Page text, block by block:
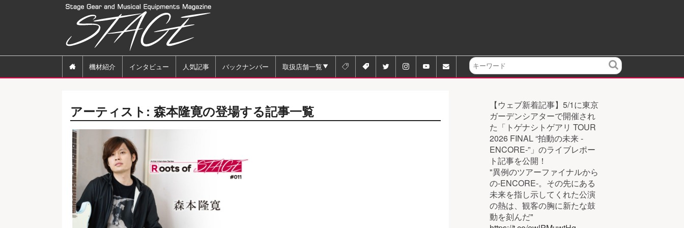
 機材紹介 インタビュー 人気記事 バックナンバー 取扱店舗一覧      
検
アーティスト: 森本隆寛の登場する記事一覧
【ウェブ新着記事】5/1に東京
ガーデンシアターで開催され
た「トゲナシトゲアリ TOUR
2026 FINAL “拍動の未来 -
ENCORE-”」のライブレポー
ト記事を公開！
"異例のツアーファイナルから
の-ENCORE-。その先にある
未来を指し示してくれた公演
の熱は、観客の胸に新たな鼓
動を刻んだ"